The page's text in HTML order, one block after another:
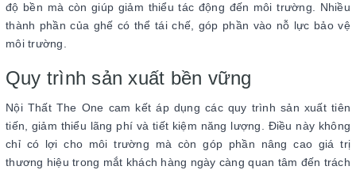
độ bền mà còn giúp giảm thiểu tác động đến môi trường. Nhiều
thành phần của ghế có thể tái chế, góp phần vào nỗ lực bảo vệ
môi trường.
Quy trình sản xuất bền vững
Nội Thất The One cam kết áp dụng các quy trình sản xuất tiên
tiến, giảm thiểu lãng phí và tiết kiệm năng lượng. Điều này không
chỉ có lợi cho môi trường mà còn góp phần nâng cao giá trị
thương hiệu trong mắt khách hàng ngày càng quan tâm đến trách